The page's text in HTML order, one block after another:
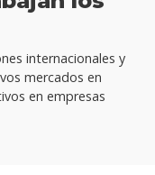
internacionales y
mercados en
en empresas